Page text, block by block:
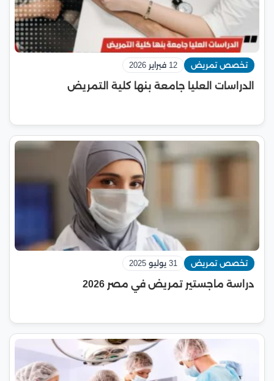
تخصص تمريض 12 فبراير 2026
الدراسات العليا جامعة بنها كلية التمريض
تخصص تمريض 31 يوليو 2025
دراسة ماجستير تمريض في مصر 2026